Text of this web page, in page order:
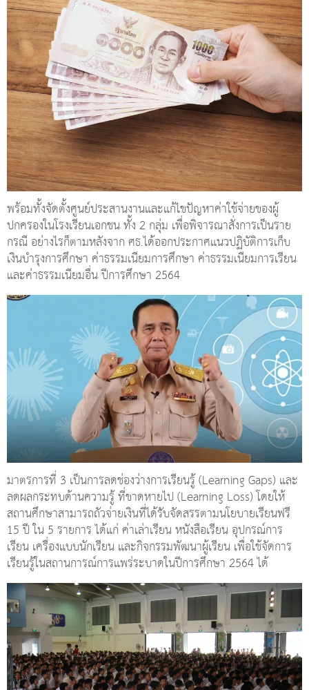
พร้อมทั้งจัดตั้งศูนย์ประสานงานและแก้ไขปัญหาค่าใช้จ่ายของผู้
ปกครองในโรงเรียนเอกชน ทั้ง 2 กลุ่ม เพื่อพิจารณาสั่งการเป็นราย
กรณี อย่างไรก็ตามหลังจาก ศธ.ได้ออกประกาศแนวปฏิบัติการเก็บ
เงินบำรุงการศึกษา ค่าธรรมเนียมการศึกษา ค่าธรรมเนียมการเรียน
และค่าธรรมเนียมอื่น ปีการศึกษา 2564
มาตรการที่ 3 เป็นการลดช่องว่างการเรียนรู้ (Learning Gaps) และ
ลดผลกระทบด้านความรู้ ที่ขาดหายไป (Learning Loss) โดยให้
สถานศึกษาสามารถถัวจ่ายเงินที่ได้รับจัดสรรตามนโยบายเรียนฟรี
15 ปี ใน 5 รายการ ได้แก่ ค่าเล่าเรียน หนังสือเรียน อุปกรณ์การ
เรียน เครื่องแบบนักเรียน และกิจกรรมพัฒนาผู้เรียน เพื่อใช้จัดการ
เรียนรู้ในสถานการณ์การแพร่ระบาดในปีการศึกษา 2564 ได้